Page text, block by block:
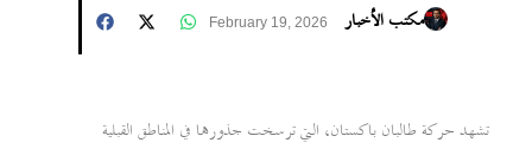
مكتب الأخبار February 19, 2026
تشهد حركة طالبان باكستان، التي ترسخت جذورها في المناطق القبلية